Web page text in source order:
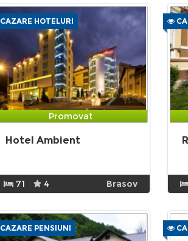
CAZARE HOTELURI
Promovat
Hotel Ambient
71 4 Brasov
CAZARE PENSIUNI